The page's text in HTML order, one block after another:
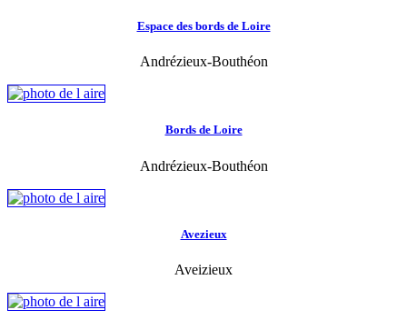
Espace des bords de Loire
Andrézieux-Bouthéon
Bords de Loire
Andrézieux-Bouthéon
Avezieux
Aveizieux